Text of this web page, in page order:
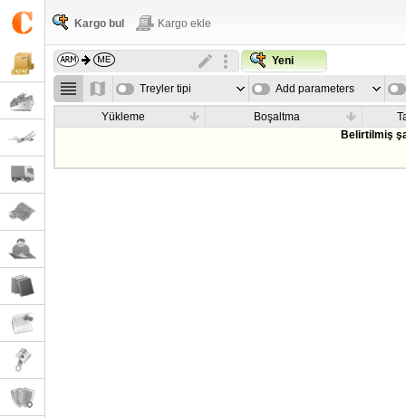
Kargo bul Kargo ekle
Yeni
Treyler tipi Add parameters
Yükleme Boşaltma
Belirtilmiş